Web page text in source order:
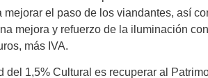
mejorar el paso de los viandantes, así
mejora y refuerzo de la iluminación
más IVA.
del 1,5% Cultural es recuperar al